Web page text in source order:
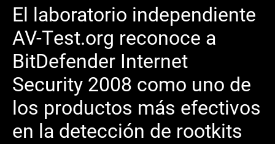
El laboratorio independiente
AV-Test.org reconoce a
BitDefender Internet
Security 2008 como uno de
los productos más efectivos
en la detección de rootkits